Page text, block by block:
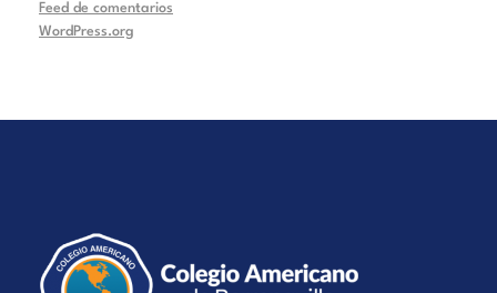
Feed de comentarios
WordPress.org